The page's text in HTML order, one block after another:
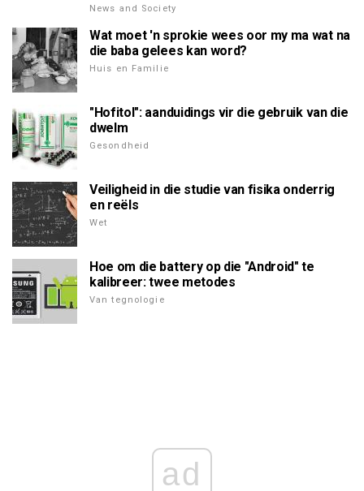
News and Society
Wat moet 'n sprokie wees oor my ma wat na
die baba gelees kan word?
Huis en Familie
"Hofitol": aanduidings vir die gebruik van die
dwelm
Gesondheid
Veiligheid in die studie van fisika onderrig
en reëls
Wet
Hoe om die battery op die "Android" te
kalibreer: twee metodes
Van tegnologie
ad